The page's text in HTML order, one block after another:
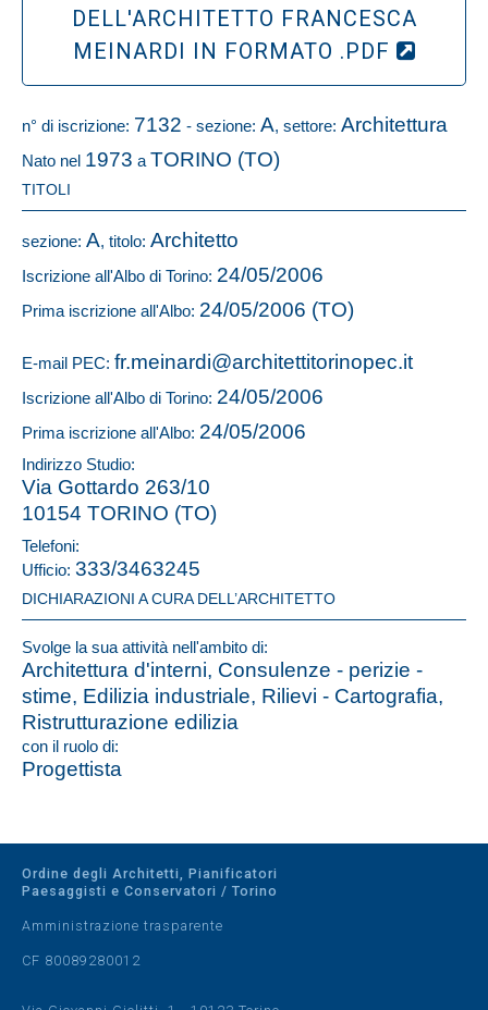
DELL'ARCHITETTO FRANCESCA
MEINARDI IN FORMATO .PDF
n° di iscrizione: 7132 - sezione: A, settore: Architettura
Nato nel 1973 a TORINO (TO)
TITOLI
sezione: A, titolo: Architetto
Iscrizione all'Albo di Torino: 24/05/2006
Prima iscrizione all'Albo: 24/05/2006 (TO)
E-mail PEC: fr.meinardi@architettitorinopec.it
Iscrizione all'Albo di Torino: 24/05/2006
Prima iscrizione all'Albo: 24/05/2006
Indirizzo Studio:
Via Gottardo 263/10
10154 TORINO (TO)
Telefoni:
Ufficio: 333/3463245
DICHIARAZIONI A CURA DELL’ARCHITETTO
Svolge la sua attività nell'ambito di:
Architettura d'interni, Consulenze - perizie -
stime, Edilizia industriale, Rilievi - Cartografia,
Ristrutturazione edilizia
con il ruolo di:
Progettista
Ordine degli Architetti, Pianificatori
Paesaggisti e Conservatori / Torino
Amministrazione trasparente
CF 80089280012